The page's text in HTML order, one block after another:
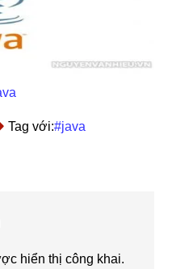
Tag với:#java
hiển thị công khai.